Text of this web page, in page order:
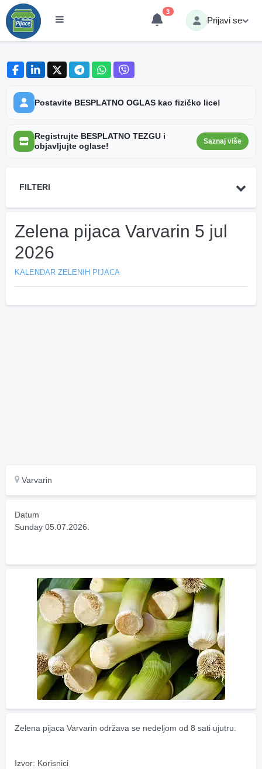
3
Prijavi se
Postavite BESPLATNO OGLAS kao fizičko lice!
Registrujte BESPLATNO TEZGU i
objavljujte oglase!
Saznaj više
FILTERI
Zelena pijaca Varvarin 5 jul
2026
KALENDAR ZELENIH PIJACA
Varvarin
Datum
Sunday 05.07.2026.
Zelena pijaca Varvarin održava se nedeljom od 8 sati ujutru.
Izvor: Korisnici